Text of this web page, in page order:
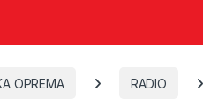
OPREMA RADIO